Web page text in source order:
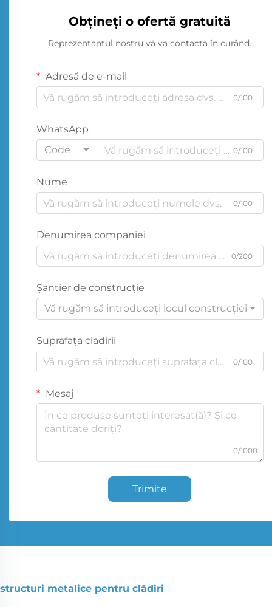
Obțineți o ofertă gratuită
Reprezentantul nostru vă va contacta în curând.
Adresă de e-mail
0/100
WhatsApp
Code
0/100
Nume
0/100
Denumirea companiei
0/200
Şantier de construcţie
Vă rugăm să introduceți locul construcției
Suprafața cladirii
0/100
Mesaj
0/1000
Trimite
structuri metalice pentru clădiri